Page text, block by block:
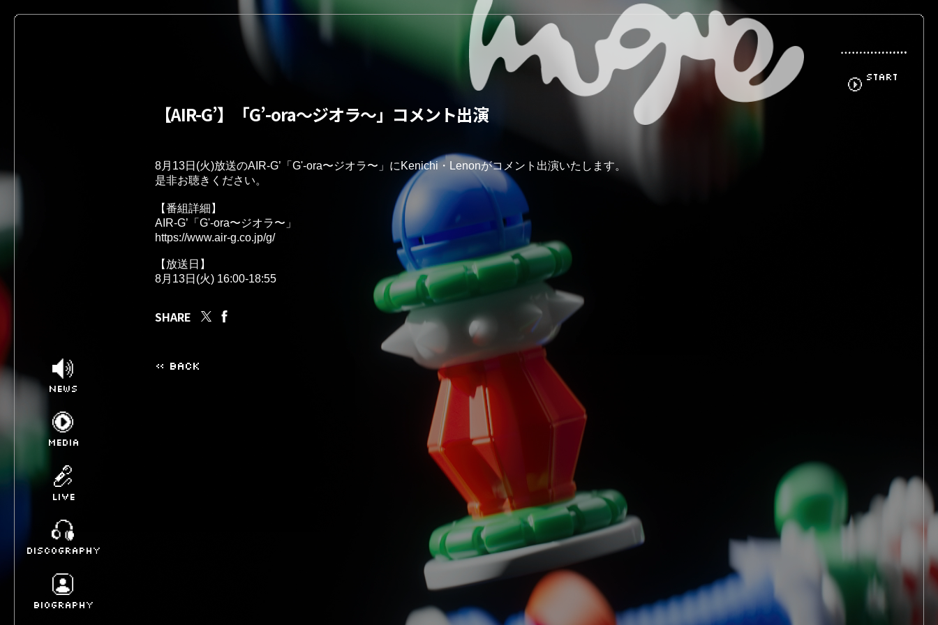
NEWS
MEDIA
LIVE
DISCOGRAPHY
BIOGRAPHY
START
【AIR-G’】「G’-ora〜ジオラ〜」コメント出演
8月13日(火)放送のAIR-G’「G'-ora〜ジオラ〜」にKenichi・Lenonがコメント出演いたします。
是非お聴きください。
【番組詳細】
https://www.air-g.co.jp/g/
【放送日】
SHARE
« BACK